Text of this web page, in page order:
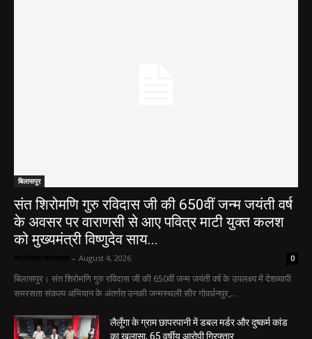
बिलासपुर
संत शिरोमणि गुरु रविदास जी की 650वीं जन्म जयंती वर्ष
के अवसर पर वाराणसी से आए पवित्र माटी युक्त कलश
को मुख्यमंत्री विष्णुदेव साय...
- August 4, 2026 0
बिलासपुर। संत शिरोमणि गुरु रविदास जी की 650वीं जन्म जयंती वर्ष के उपलक्ष्य में देशव्यापी
समरसता संकल्प अभियान के अंतर्गत उनकी जन्मस्थली सीर गोवर्धनपुर,...
लैलूँगा के ग्राम छापरपानी में डबल मर्डर और दुष्कर्म कांड
का खुलासा, 65 वर्षीय आरोपी गिरफ्तार